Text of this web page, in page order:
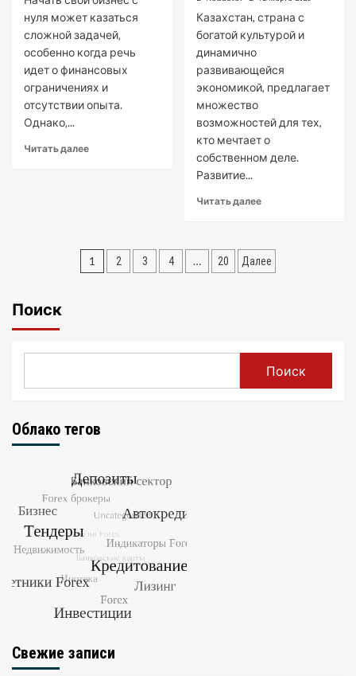
нуля может казаться
сложной задачей‚
особенно когда речь
идет о финансовых
ограничениях и
отсутствии опыта.
Однако‚...
Читать далее
Казахстан, страна с
богатой культурой и
динамично
развивающейся
экономикой, предлагает
множество
возможностей для тех,
кто мечтает о
собственном деле.
Развитие...
Читать далее
Пагинация
1 2 3 4 … 20 Далее
Поиск
Поиск
Облако тегов
Свежие записи